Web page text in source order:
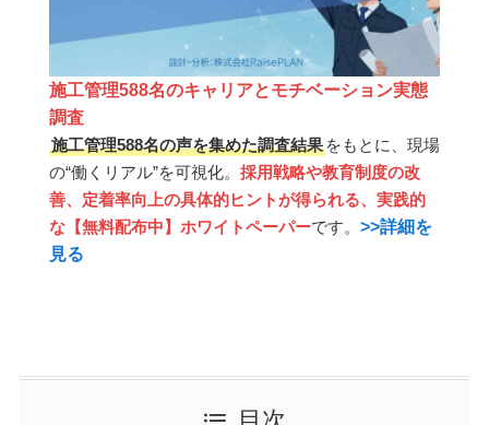
施工管理588名のキャリアとモチベーション実態
調査
施工管理588名の声を集めた調査結果をもとに、現場
の“働くリアル”を可視化。 採用戦略や教育制度の改
善、定着率向上の具体的ヒントが得られる、実践的
な【無料配布中】ホワイトペーパーです。 >>詳細を
見る